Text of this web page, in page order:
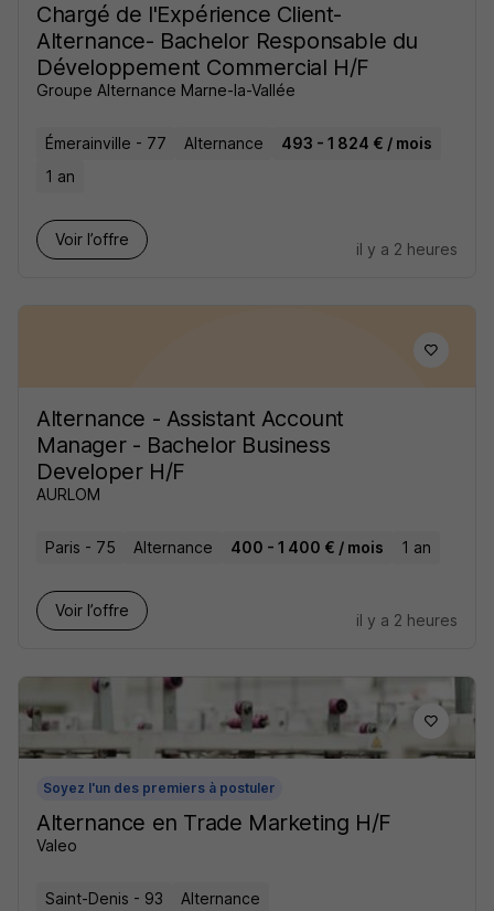
Chargé de l'Expérience Client-
Alternance- Bachelor Responsable du
Développement Commercial H/F
Groupe Alternance Marne-la-Vallée
Émerainville - 77 Alternance
493 - 1 824 € / mois
1 an
Voir l’offre
il y a 2 heures
Alternance - Assistant Account
Manager - Bachelor Business
Developer H/F
AURLOM
Paris - 75 Alternance 400 - 1 400 € / mois 1 an
Voir l’offre
il y a 2 heures
Soyez l'un des premiers à postuler
Alternance en Trade Marketing H/F
Valeo
Saint-Denis - 93 Alternance